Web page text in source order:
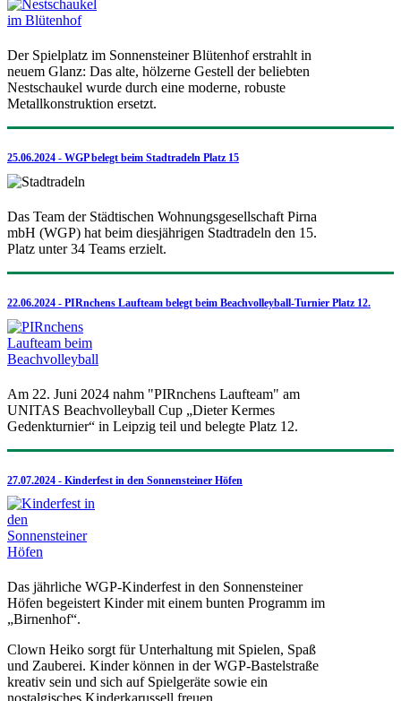
Der Spielplatz im Sonnensteiner Blütenhof erstrahlt in
neuem Glanz: Das alte, hölzerne Gestell der beliebten
Nestschaukel wurde durch eine moderne, robuste
Metallkonstruktion ersetzt.
25.06.2024 - WGP belegt beim Stadtradeln Platz 15
Das Team der Städtischen Wohnungsgesellschaft Pirna
mbH (WGP) hat beim diesjährigen Stadtradeln den 15.
Platz unter 34 Teams erzielt.
22.06.2024 - PIRnchens Laufteam belegt beim Beachvolleyball-Turnier Platz 12.
Am 22. Juni 2024 nahm "PIRnchens Laufteam" am
UNITAS Beachvolleyball Cup „Dieter Kermes
Gedenkturnier“ in Leipzig teil und belegte Platz 12.
27.07.2024 - Kinderfest in den Sonnensteiner Höfen
Das jährliche WGP-Kinderfest in den Sonnensteiner
Höfen begeistert Kinder mit einem bunten Programm im
„Birnenhof“.
Clown Heiko sorgt für Unterhaltung mit Spielen, Spaß
und Zauberei. Kinder können in der WGP-Bastelstraße
kreativ sein und sich auf Spielgeräte sowie ein